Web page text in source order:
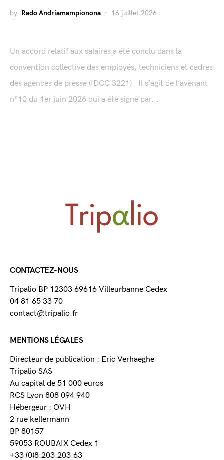
by Rado Andriamampionona 16 juillet 2026
Un accord relatif aux salaires a été conclu dans la
convention collective des employés, techniciens et cadres
des agences de presse (IDCC 3221). Il s’agit de l’avenant
n°10 du 1er juin 2026 qui a été signé par...
CONTACTEZ-NOUS
Tripalio BP 12303 69616 Villeurbanne Cedex
04 81 65 33 70
contact@tripalio.fr
MENTIONS LÉGALES
Directeur de publication : Eric Verhaeghe
Tripalio SAS
Au capital de 51 000 euros
RCS Lyon 808 094 940
Hébergeur : OVH
2 rue kellermann
BP 80157
59053 ROUBAIX Cedex 1
+33 (0)8.203.203.63